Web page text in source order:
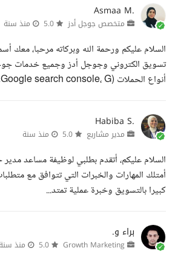
Asmaa M.
متخصص جوجل أدز منذ سنة
السلام عليكم ورحمة الله وبركاته مرحبا،
أنواع الحملات (Google search console، G...
Habiba S.
مدير مشاريع منذ سنة
السلام عليكم، أتقدم بطلبي لوظيفة مساعد
أمتلك المهارات والخبرات التي تتوافق مع
كبيرا بالتسويق وخبرة عملية تمتد...
براء و.
منذ سنة